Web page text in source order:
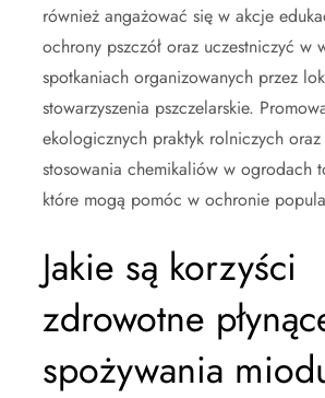
również angażować się w akcje
ochrony pszczół oraz uczestniczyć w
spotkaniach organizowanych przez
stowarzyszenia pszczelarskie.
ekologicznych praktyk rolniczych
stosowania chemikaliów w ogrodach
które mogą pomóc w ochronie
Jakie są korzyści
zdrowotne
spożywania